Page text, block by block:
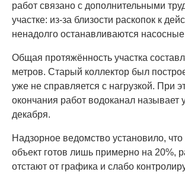
работ связано с дополнительными
участке: из-за близости раскопок к
ненадолго останавливаются
Общая протяжённость участка
метров. Старый коллектор был
уже не справляется с нагрузкой. При
окончания работ водоканал называет
декабря.
Надзорное ведомство установило, что
объект готов лишь примерно на 20%,
отстают от графика и слабо